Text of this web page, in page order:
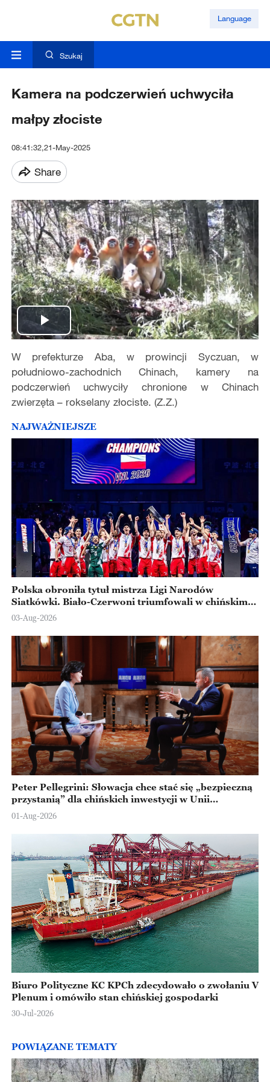
Language
Szukaj
Kamera na podczerwień uchwyciła
małpy złociste
08:41:32,21-May-2025
Share
Play
Video
W prefekturze Aba, w prowincji Syczuan, w
południowo-zachodnich Chinach, kamery na
podczerwień uchwyciły chronione w Chinach
zwierzęta – rokselany złociste. (Z.Z.)
NAJWAŻNIEJSZE
Polska obroniła tytuł mistrza Ligi Narodów
Siatkówki. Biało-Czerwoni triumfowali w chińskim
Ningbo
03-Aug-2026
Peter Pellegrini: Słowacja chce stać się „bezpieczną
przystanią” dla chińskich inwestycji w Unii
Europejskiej
01-Aug-2026
Biuro Polityczne KC KPCh zdecydowało o zwołaniu V
Plenum i omówiło stan chińskiej gospodarki
30-Jul-2026
POWIĄZANE TEMATY